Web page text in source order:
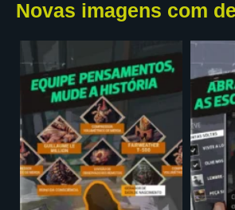
Novas imagens com